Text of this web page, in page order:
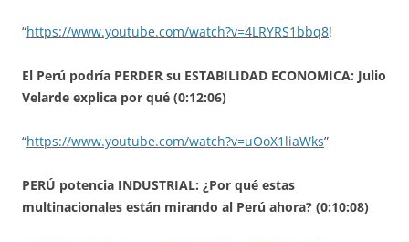
“https://www.youtube.com/watch?v=4LRYRS1bbq8!
El Perú podría PERDER su ESTABILIDAD ECONOMICA: Julio
Velarde explica por qué (0:12:06)
“https://www.youtube.com/watch?v=uOoX1liaWks”
PERÚ potencia INDUSTRIAL: ¿Por qué estas
multinacionales están mirando al Perú ahora? (0:10:08)